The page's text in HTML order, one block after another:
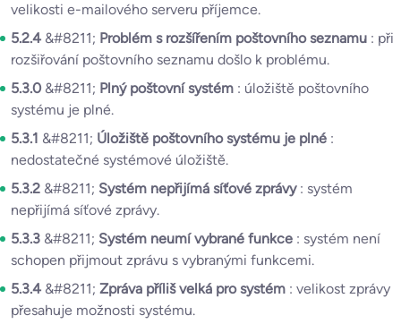
velikosti e-mailového serveru příjemce.
5.2.4 &#8211; Problém s rozšířením poštovního seznamu : při
rozšiřování poštovního seznamu došlo k problému.
5.3.0 &#8211; Plný poštovní systém : úložiště poštovního
systému je plné.
5.3.1 &#8211; Úložiště poštovního systému je plné :
nedostatečné systémové úložiště.
5.3.2 &#8211; Systém nepřijímá síťové zprávy : systém
nepřijímá síťové zprávy.
5.3.3 &#8211; Systém neumí vybrané funkce : systém není
schopen přijmout zprávu s vybranými funkcemi.
5.3.4 &#8211; Zpráva příliš velká pro systém : velikost zprávy
přesahuje možnosti systému.